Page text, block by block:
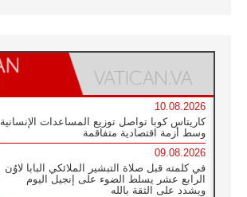
10.08.2026
كاريتاس كوبا تواصل توزيع المساعدات الإنسانية
وسط أزمة اقتصادية متفاقمة
09.08.2026
في كلمته قبل صلاة التبشير الملائكي البابا لاوُن
الرابع عشر يسلط الضوء على إنجيل اليوم
ويشدد على الثقة بالله